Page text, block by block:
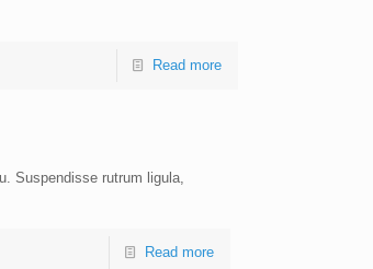
Read more
Suspendisse rutrum ligula,
Read more